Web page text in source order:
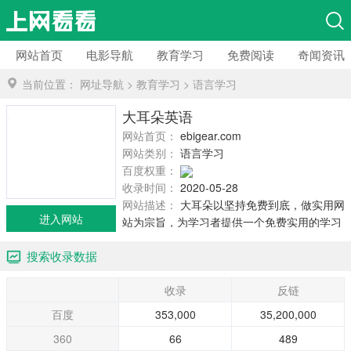
网站首页 电影导航 教育学习 免费阅读 奇闻资讯
当前位置： 网址导航 > 教育学习 > 语言学习
大耳朵英语
网站首页： ebigear.com
网站类别： 语言学习
百度权重：
收录时间： 2020-05-28
网站描述： 大耳朵以坚持免费到底，做实用网
站为宗旨，为学习者提供一个免费实用的学习
进入网站
搜索收录数据
收录
反链
百度
353,000
35,200,000
360
66 489